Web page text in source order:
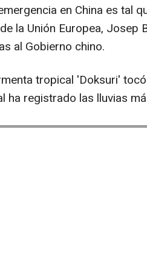
en China es tal
la Unión Europea, Josep
al Gobierno chino.
tropical 'Doksuri'
ha registrado las lluvias